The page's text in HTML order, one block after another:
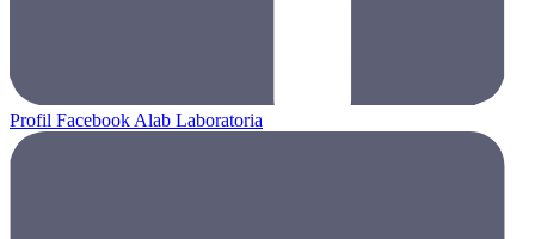
Profil Facebook Alab Laboratoria